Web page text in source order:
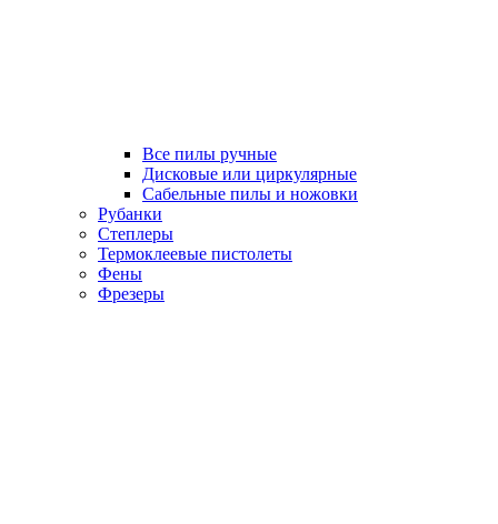
Все пилы ручные
Дисковые или циркулярные
Сабельные пилы и ножовки
Рубанки
Степлеры
Термоклеевые пистолеты
Фены
Фрезеры